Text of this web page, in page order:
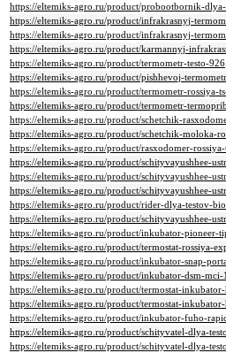
https://eltemiks-agro.ru/product/probootbornik-
https://eltemiks-agro.ru/product/infrakrasnyj-
https://eltemiks-agro.ru/product/infrakrasnyj-
https://eltemiks-agro.ru/product/karmannyj-
https://eltemiks-agro.ru/product/termometr-testo-926
https://eltemiks-agro.ru/product/pishhevoj-
https://eltemiks-agro.ru/product/termometr-
https://eltemiks-agro.ru/product/termometr-
https://eltemiks-agro.ru/product/schetchik-
https://eltemiks-agro.ru/product/schetchik-moloka-
https://eltemiks-agro.ru/product/rasxodomer-
https://eltemiks-agro.ru/product/schityvayushhee-
https://eltemiks-agro.ru/product/schityvayushhee-
https://eltemiks-agro.ru/product/schityvayushhee-
https://eltemiks-agro.ru/product/rider-dlya-testov-
https://eltemiks-agro.ru/product/schityvayushhee-
https://eltemiks-agro.ru/product/inkubator-pioneer-
https://eltemiks-agro.ru/product/termostat-rossiya-
https://eltemiks-agro.ru/product/inkubator-snap-
https://eltemiks-agro.ru/product/inkubator-dsm-mci-
https://eltemiks-agro.ru/product/termostat-
https://eltemiks-agro.ru/product/termostat-
https://eltemiks-agro.ru/product/inkubator-fuho-
https://eltemiks-agro.ru/product/schityvatel-dlya-
https://eltemiks-agro.ru/product/schityvatel-dlya-